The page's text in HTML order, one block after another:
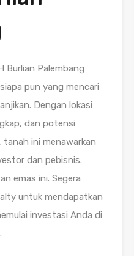
Burlian Palembang
pun yang mencari
Dengan lokasi
dan potensi
ini menawarkan
dan pebisnis.
emas ini. Segera
untuk mendapatkan
investasi Anda di